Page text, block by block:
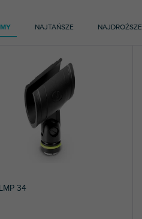
NAJTAŃSZE NAJDROŻSZE
BOYA
Gravity
IK Multimedia
34